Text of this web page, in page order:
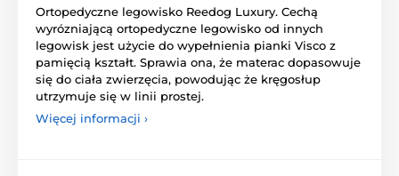
Ortopedyczne legowisko Reedog Luxury. Cechą
wyrózniającą ortopedyczne legowisko od innych
legowisk jest użycie do wypełnienia pianki Visco z
pamięcią kształt. Sprawia ona, że materac dopasowuje
się do ciała zwierzęcia, powodując że kręgosłup
utrzymuje się w linii prostej.
Więcej informacji ›